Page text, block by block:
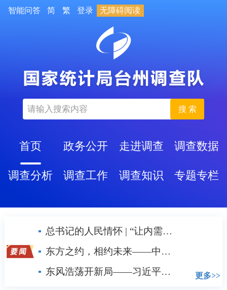
智能问答 简 繁 登录 无障碍阅读
搜 索
首页 政务公开 走进调查 调查数据
调查分析 调查工作 调查知识 专题专栏
总书记的人民情怀 | “让内需成为经济发展的主动力”
东方之约，相约未来——中国元首外交的世界情怀与大国气派
东风浩荡开新局——习近平经济思想指引中国经济高质量发展行稳致远
更多>>